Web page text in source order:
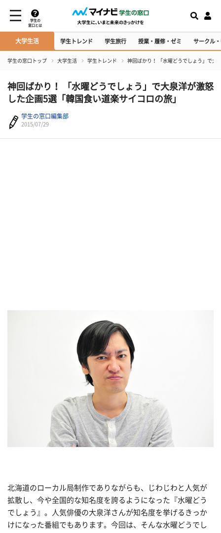
学生の
窓口とは
大学生活 学生トレンド 学生旅行 授業・履修・ゼミ サークル
学生の窓口トップ 大学生活 学生トレンド 神回ばかり！ 「水曜どうでしょう」で大
神回ばかり！ 「水曜どうでしょう」で大泉洋が激怒
した企画5選「韓国食い道楽サイコロの旅」
学生の窓口編集部
2015/07/29
北海道のローカル局制作でありながらも、じわじわと人気が
拡散し、今や全国的な知名度を誇るようになった『水曜どう
でしょう』。人気俳優の大泉洋さんが知名度を挙げるきっか
けになった番組でもあります。今回は、そんな水曜どうでし